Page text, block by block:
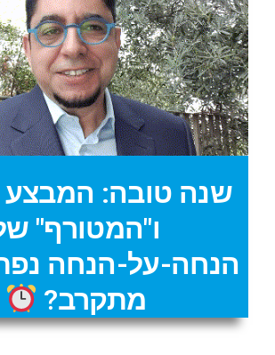
שנה טובה: המבצע
ו"המטורף"
הנחה-על-הנחה
מתקרב?